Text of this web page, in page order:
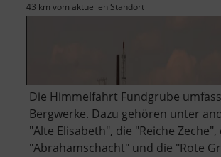
43 km vom aktuellen Standort
Die Himmelfahrt Fundgrube
Bergwerke. Dazu gehören unter
"Alte Elisabeth", die "Reiche Zeche",
"Abrahamschacht" und die "Rote